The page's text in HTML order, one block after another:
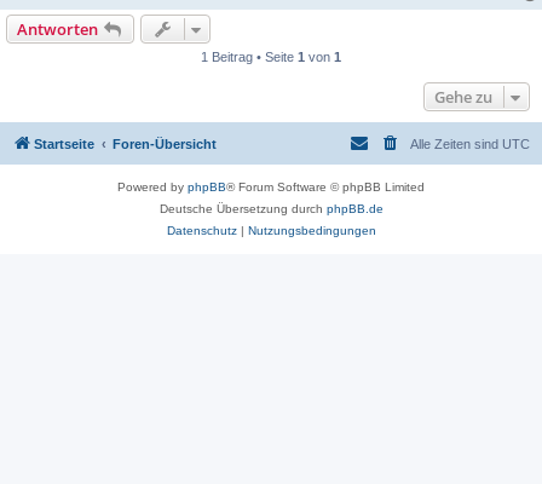
Antworten
1 Beitrag • Seite 1 von 1
Gehe zu
Startseite Foren-Übersicht Alle Zeiten sind UTC
Powered by phpBB® Forum Software © phpBB Limited
Deutsche Übersetzung durch phpBB.de
Datenschutz| Nutzungsbedingungen